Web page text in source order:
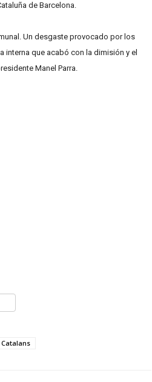
de Barcelona.
Un desgaste provocado por los
que acabó con la dimisión y el
Manel Parra.